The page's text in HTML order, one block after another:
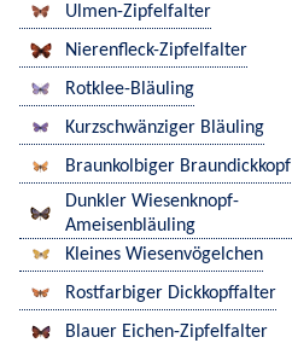
Ulmen-Zipfelfalter
Nierenfleck-Zipfelfalter
Rotklee-Bläuling
Kurzschwänziger Bläuling
Braunkolbiger Braundickkopf
Dunkler Wiesenknopf-
Ameisenbläuling
Kleines Wiesenvögelchen
Rostfarbiger Dickkopffalter
Blauer Eichen-Zipfelfalter